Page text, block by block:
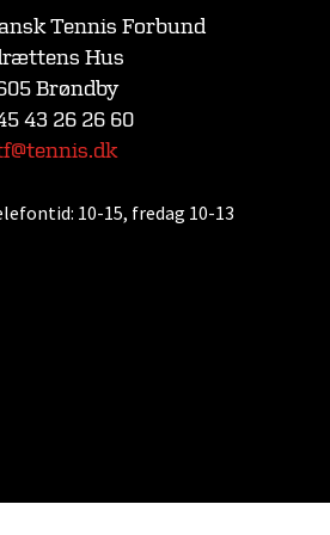
Tennis Forbund
Hus
Brøndby
43 26 26 60
10-15, fredag 10-13